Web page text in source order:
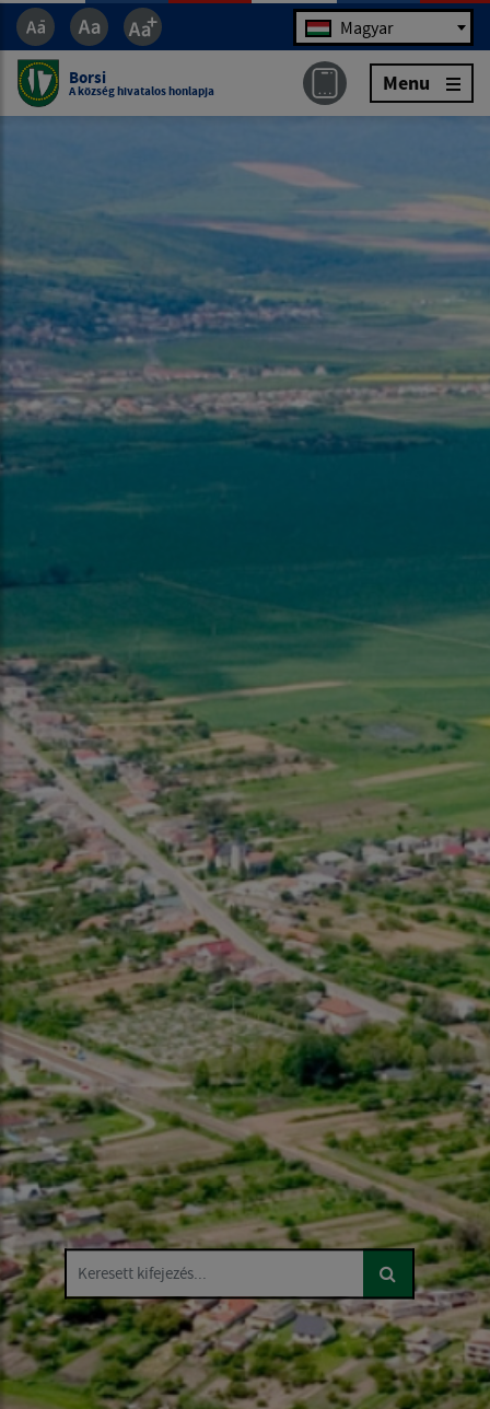
Jazyk Magyar
Borsi
A község hivatalos honlapja Menu
Keresett kifejezés...